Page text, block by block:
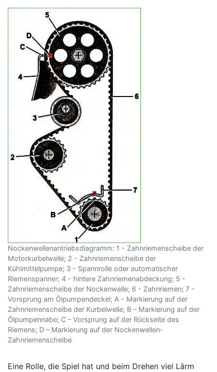
Nockenwellenantriebsdiagramm: 1 - Zahnriemenscheibe der
Motorkurbelwelle; 2 - Zahnriemenscheibe der
Kühlmittelpumpe; 3 - Spannrolle oder automatischer
Riemenspanner; 4 - hintere Zahnriemenabdeckung; 5 -
Zahnriemenscheibe der Nockenwelle; 6 - Zahnriemen; 7 -
Vorsprung am Ölpumpendeckel; A - Markierung auf der
Zahnriemenscheibe der Kurbelwelle; B – Markierung auf der
Ölpumpennabe; C – Vorsprung auf der Rückseite des
Riemens; D – Markierung auf der Nockenwellen-
Zahnriemenscheibe
Eine Rolle, die Spiel hat und beim Drehen viel Lärm